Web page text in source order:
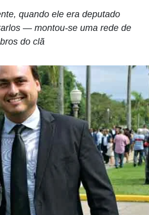
quando ele era deputado
— montou-se uma rede de
do clã